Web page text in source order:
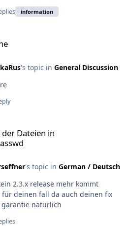
information
's topic in General Discussion
Dateien in
's topic in German / Deutsch
2.3.x release mehr kommt
deinen fall da auch deinen fix
natürlich